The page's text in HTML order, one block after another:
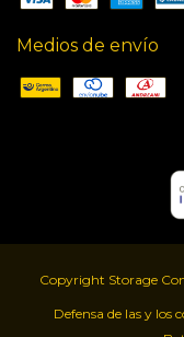
Medios de envío
Copyright Storage
Defensa de las y los